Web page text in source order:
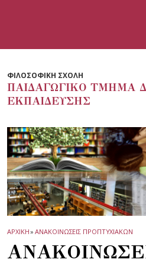
ΦΙΛΟΣΟΦΙΚΗ ΣΧΟΛΗ
ΠΑΙΔΑΓΩΓΙΚΟ ΤΜΗΜΑ
ΕΚΠΑΙΔΕΥΣΗΣ
ΑΡΧΙΚΗ» ΑΝΑΚΟΙΝΩΣΕΙΣ ΠΡΟΠΤΥΧΙΑΚΩΝ